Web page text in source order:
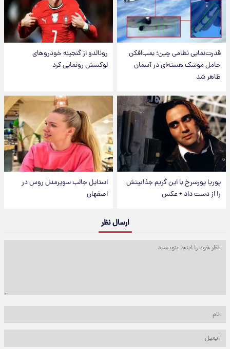
قدرت‌نمایی نظامی چین؛ بمب‌افکن
حامل موشک هسته‌ای در آسمان
ظاهر شد
رونالدو از گنجینه خودروهای
لوکسش رونمایی کرد
پوریا پورسرخ با این گریم جذابیتش
را از دست داد + عکس
استایل جالب سوپرمدل روس در
اصفهان
ارسال نظر